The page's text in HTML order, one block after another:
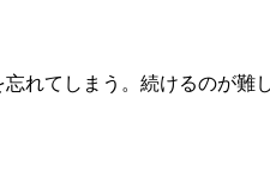
れてしまう。続けるのが